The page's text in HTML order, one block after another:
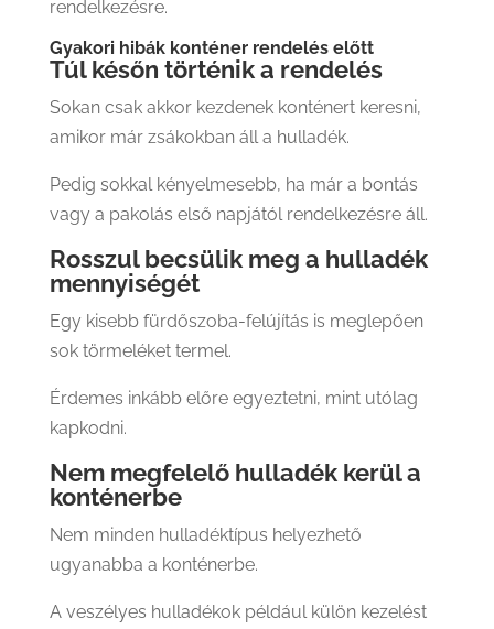
rendelkezésre.
Gyakori hibák konténer rendelés előtt
Túl későn történik a rendelés
Sokan csak akkor kezdenek konténert keresni,
amikor már zsákokban áll a hulladék.
Pedig sokkal kényelmesebb, ha már a bontás
vagy a pakolás első napjától rendelkezésre áll.
Rosszul becsülik meg a hulladék
mennyiségét
Egy kisebb fürdőszoba-felújítás is meglepően
sok törmeléket termel.
Érdemes inkább előre egyeztetni, mint utólag
kapkodni.
Nem megfelelő hulladék kerül a
konténerbe
Nem minden hulladéktípus helyezhető
ugyanabba a konténerbe.
A veszélyes hulladékok például külön kezelést